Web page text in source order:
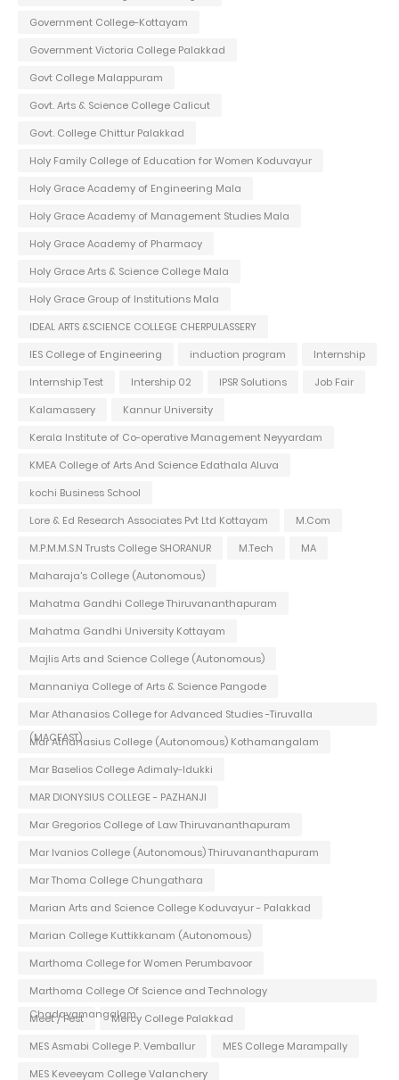
Government College-Kottayam
Government Victoria College Palakkad
Govt College Malappuram
Govt. Arts & Science College Calicut
Govt. College Chittur Palakkad
Holy Family College of Education for Women Koduvayur
Holy Grace Academy of Engineering Mala
Holy Grace Academy of Management Studies Mala
Holy Grace Academy of Pharmacy
Holy Grace Arts & Science College Mala
Holy Grace Group of Institutions Mala
IDEAL ARTS &SCIENCE COLLEGE CHERPULASSERY
IES College of Engineering
induction program
Internship
Internship Test
Intership 02 IPSR Solutions
Job Fair
Kalamassery
Kannur University
Kerala Institute of Co-operative Management Neyyardam
KMEA College of Arts And Science Edathala Aluva
kochi Business School
Lore & Ed Research Associates Pvt Ltd Kottayam
M.Com
M.P.M.M.S.N Trusts College SHORANUR
M.Tech
MA
Maharaja's College (Autonomous)
Mahatma Gandhi College Thiruvananthapuram
Mahatma Gandhi University Kottayam
Majlis Arts and Science College (Autonomous)
Mannaniya College of Arts & Science Pangode
Mar Athanasios College for Advanced Studies -Tiruvalla
(MACFAST)
Mar Athanasius College (Autonomous) Kothamangalam
Mar Baselios College Adimaly-Idukki
MAR DIONYSIUS COLLEGE - PAZHANJI
Mar Gregorios College of Law Thiruvananthapuram
Mar Ivanios College (Autonomous) Thiruvananthapuram
Mar Thoma College Chungathara
Marian Arts and Science College Koduvayur - Palakkad
Marian College Kuttikkanam (Autonomous)
Marthoma College for Women Perumbavoor
Marthoma College Of Science and Technology
Chadayamangalam
Meet / Fest
Mercy College Palakkad
MES Asmabi College P. Vemballur
MES College Marampally
MES Keveeyam College Valanchery